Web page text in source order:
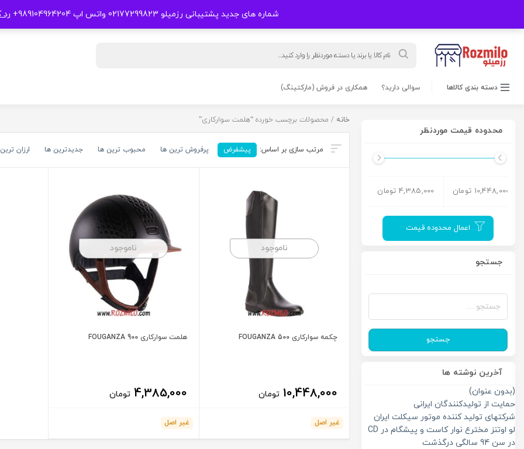
شماره های جدید پشتیبانی رزمیلو 02177299823 واتس اپ 989104964204+ رد
search
دسته بندی کالاها سوالی دارید؟ همکاری در فروش (مارکتینگ)
محدوده قیمت موردنظر
4,385,000 تومان 10,448,000 تومان
اعمال محدوده قیمت
جستجو
جستجو
آخرین نوشته ها
(بدون عنوان)
حمایت از تولیدکنندگان ایرانی
شرکتهای تولید کننده موتور سیکلت ایران
لو اوتنز مخترع نوار کاست و پیشگام در CD
در سن 94 سالگی درگذشت
خانه / محصولات برچسب خورده “هلمت سوارکاری”
پیشفرض پرفروش ترین ها محبوب ترین ها جدیدترین ها ارزان
ناموجود
چکمه سوارکاری FOUGANZA 500
10,448,000 تومان
غیر اصل
ناموجود
هلمت سوارکاری FOUGANZA 900
4,385,000 تومان
غیر اصل